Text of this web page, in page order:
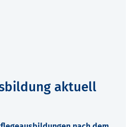
aktuell